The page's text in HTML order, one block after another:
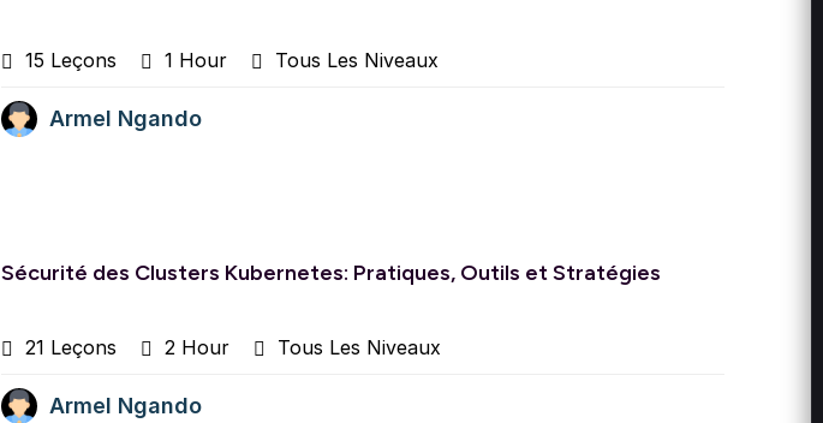
15 Leçons 1 Hour Tous Les Niveaux
Armel Ngando
Sécurité des Clusters Kubernetes: Pratiques, Outils et Stratégies
21 Leçons 2 Hour Tous Les Niveaux
Armel Ngando